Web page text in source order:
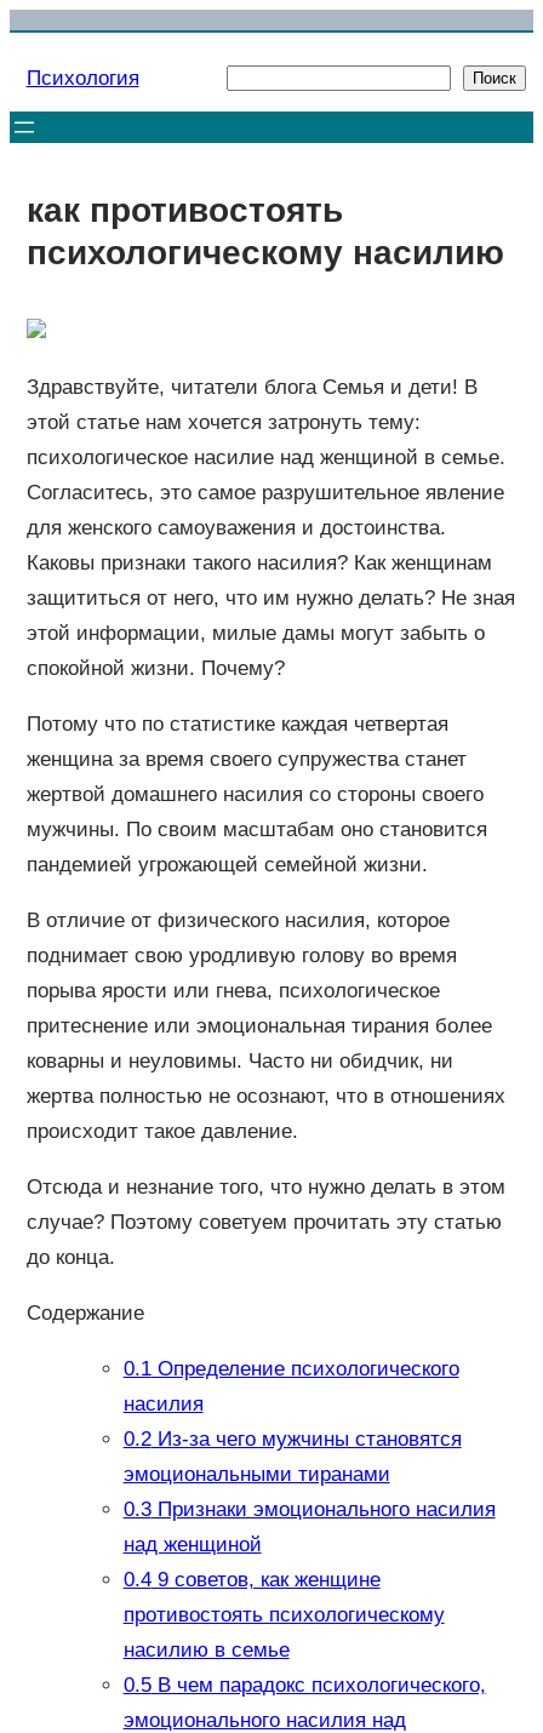
Перейти
Психология Поиск
как противостоять
психологическому насилию
Здравствуйте, читатели блога Семья и дети! В
этой статье нам хочется затронуть тему:
психологическое насилие над женщиной в семье.
Согласитесь, это самое разрушительное явление
для женского самоуважения и достоинства.
Каковы признаки такого насилия? Как женщинам
защититься от него, что им нужно делать? Не зная
этой информации, милые дамы могут забыть о
спокойной жизни. Почему?
Потому что по статистике каждая четвертая
женщина за время своего супружества станет
жертвой домашнего насилия со стороны своего
мужчины. По своим масштабам оно становится
пандемией угрожающей семейной жизни.
В отличие от физического насилия, которое
поднимает свою уродливую голову во время
порыва ярости или гнева, психологическое
притеснение или эмоциональная тирания более
коварны и неуловимы. Часто ни обидчик, ни
жертва полностью не осознают, что в отношениях
происходит такое давление.
Отсюда и незнание того, что нужно делать в этом
случае? Поэтому советуем прочитать эту статью
до конца.
Содержание
0.1Определение психологического
насилия
0.2Из-за чего мужчины становятся
эмоциональными тиранами
0.3Признаки эмоционального насилия
над женщиной
0.49 советов, как женщине
противостоять психологическому
насилию в семье
0.5В чем парадокс психологического,
эмоционального насилия над